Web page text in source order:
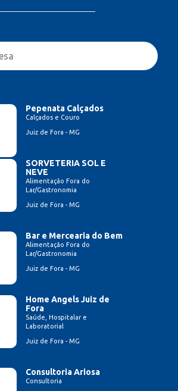
Pepenata Calçados
Calçados e Couro
Juiz de Fora - MG
SORVETERIA SOL E
NEVE
Alimentação Fora do
Lar/Gastronomia
Juiz de Fora - MG
Bar e Mercearia do Bem
Alimentação Fora do
Lar/Gastronomia
Juiz de Fora - MG
Home Angels Juiz de
Fora
Saúde, Hospitalar e
Laboratorial
Juiz de Fora - MG
Consultoria Ariosa
Consultoria